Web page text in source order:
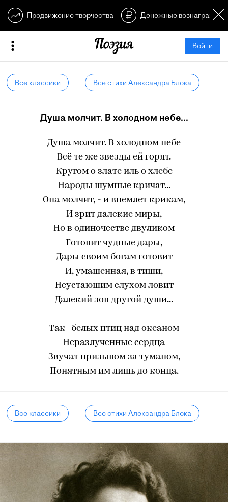
Продвижение творчества Денежные
Войти
Все классики Все стихи Александра Блока
Душа молчит. В холодном небе...
Душа молчит. В холодном небе
Всё те же звезды ей горят.
Кругом о злате иль о хлебе
Народы шумные кричат...
Она молчит, - и внемлет крикам,
И зрит далекие миры,
Но в одиночестве двуликом
Готовит чудные дары,
Дары своим богам готовит
И, умащенная, в тиши,
Неустающим слухом ловит
Далекий зов другой души...
Так- белых птиц над океаном
Неразлученные сердца
Звучат призывом за туманом,
Понятным им лишь до конца.
Все классики Все стихи Александра Блока